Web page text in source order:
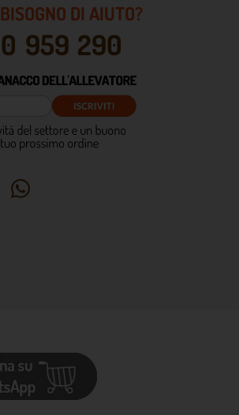
DI AIUTO?
959 290